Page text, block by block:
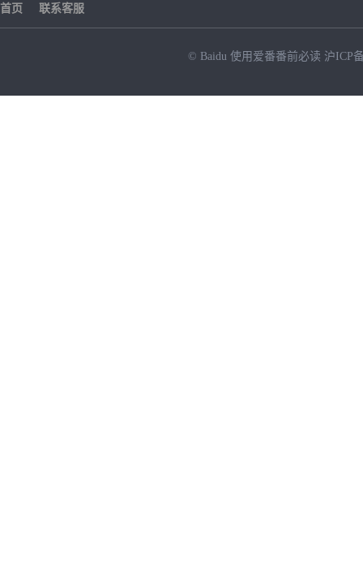
首页 联系客服
© Baidu 使用爱番番前必读 沪ICP